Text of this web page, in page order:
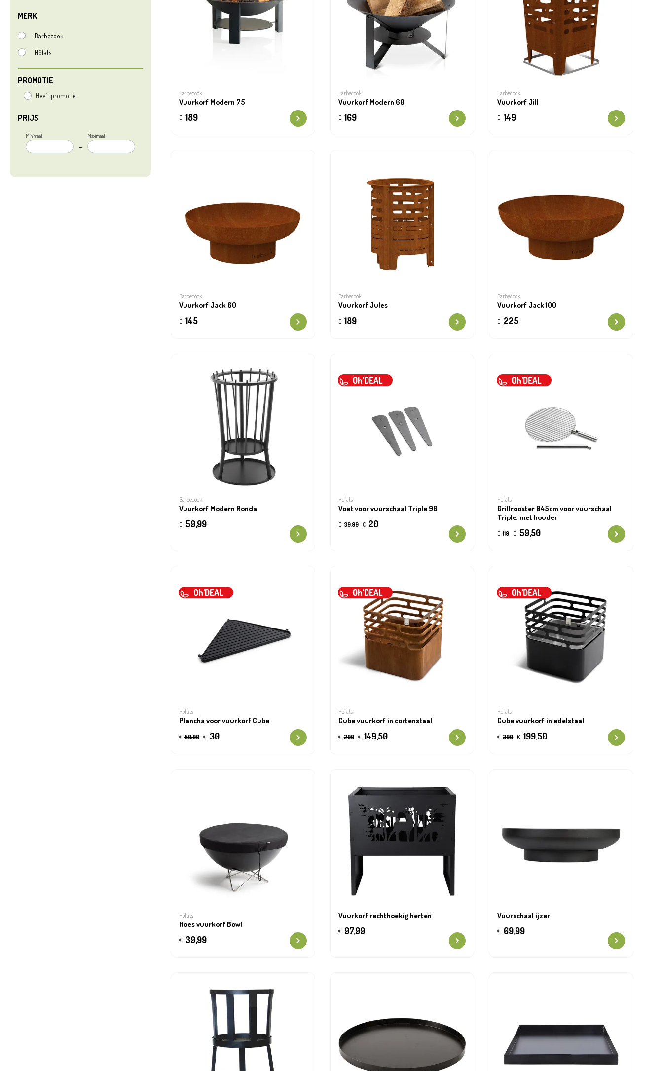
MERK
Barbecook
Höfats
PROMOTIE
Heeft promotie
PRIJS
Minimaal
–
Maximaal
Barbecook
Vuurkorf Modern 75
€ 189
Barbecook
Vuurkorf Modern 60
€ 169
Barbecook
Vuurkorf Jill
€ 149
Barbecook
Vuurkorf Jack 60
€ 145
Barbecook
Vuurkorf Jules
€ 189
Barbecook
Vuurkorf Jack 100
€ 225
Barbecook
Vuurkorf Modern Ronda
€ 59,99
Oh'DEAL
Höfats
Voet voor vuurschaal Triple 90
€ 39,99 € 20
Oh'DEAL
Höfats
Grillrooster Ø45cm voor vuurschaal
Triple, met houder
€ 119 € 59,50
Oh'DEAL
Höfats
Plancha voor vuurkorf Cube
€ 59,99 € 30
Oh'DEAL
Höfats
Cube vuurkorf in cortenstaal
€ 299 € 149,50
Oh'DEAL
Höfats
Cube vuurkorf in edelstaal
€ 399 € 199,50
Höfats
Hoes vuurkorf Bowl
€ 39,99
Vuurkorf rechthoekig herten
€ 97,99
Vuurschaal ijzer
€ 69,99